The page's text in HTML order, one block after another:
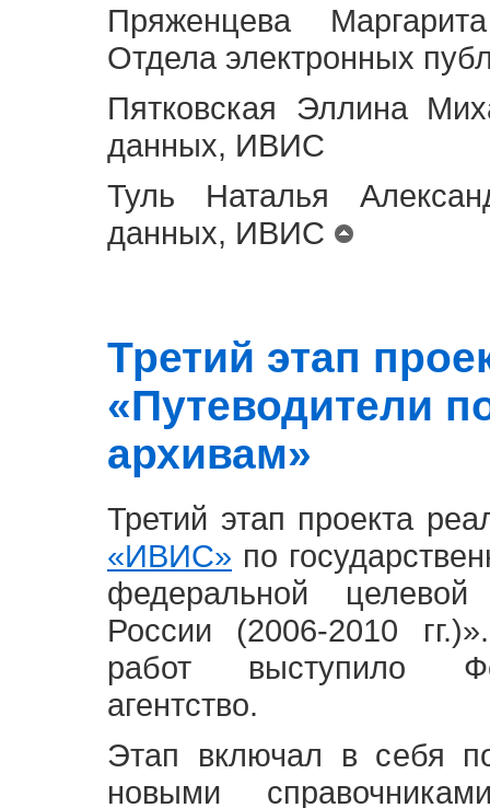
Пряженцева
Отдела электронных
Пятковская Эллина
данных, ИВИС
Туль Наталья
данных, ИВИС
Третий этап
«Путеводители
архивам»
Третий этап проекта
«ИВИС» по
федеральной
России (2006-2010
работ выступило
агентство.
Этап включал в себя
новыми